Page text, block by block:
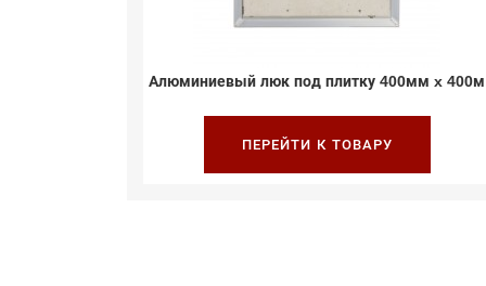
Алюминиевый люк под плитку 400мм x 400м
ПЕРЕЙТИ К ТОВАРУ